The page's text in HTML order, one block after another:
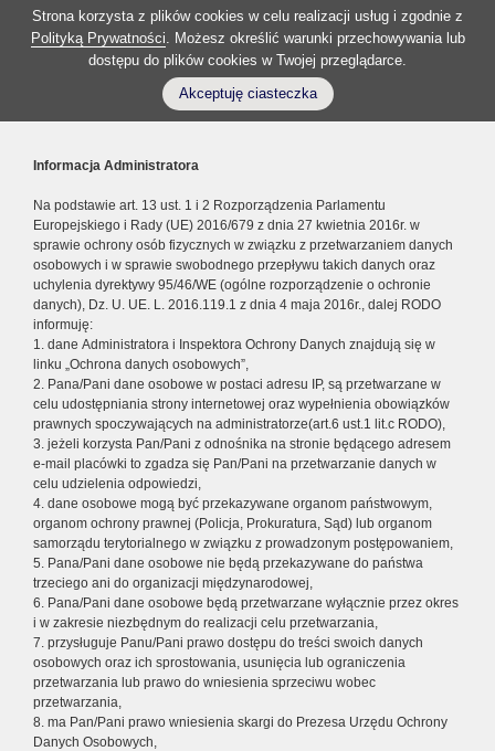
Strona korzysta z plików cookies w celu realizacji usług i zgodnie z
Polityką Prywatności. Możesz określić warunki przechowywania lub
dostępu do plików cookies w Twojej przeglądarce.
Akceptuję ciasteczka
Informacja Administratora
Na podstawie art. 13 ust. 1 i 2 Rozporządzenia Parlamentu
Europejskiego i Rady (UE) 2016/679 z dnia 27 kwietnia 2016r. w
sprawie ochrony osób fizycznych w związku z przetwarzaniem danych
osobowych i w sprawie swobodnego przepływu takich danych oraz
uchylenia dyrektywy 95/46/WE (ogólne rozporządzenie o ochronie
danych), Dz. U. UE. L. 2016.119.1 z dnia 4 maja 2016r., dalej RODO
informuję:
1. dane Administratora i Inspektora Ochrony Danych znajdują się w
linku „Ochrona danych osobowych”,
2. Pana/Pani dane osobowe w postaci adresu IP, są przetwarzane w
celu udostępniania strony internetowej oraz wypełnienia obowiązków
prawnych spoczywających na administratorze(art.6 ust.1 lit.c RODO),
3. jeżeli korzysta Pan/Pani z odnośnika na stronie będącego adresem
e-mail placówki to zgadza się Pan/Pani na przetwarzanie danych w
celu udzielenia odpowiedzi,
4. dane osobowe mogą być przekazywane organom państwowym,
organom ochrony prawnej (Policja, Prokuratura, Sąd) lub organom
samorządu terytorialnego w związku z prowadzonym postępowaniem,
5. Pana/Pani dane osobowe nie będą przekazywane do państwa
trzeciego ani do organizacji międzynarodowej,
6. Pana/Pani dane osobowe będą przetwarzane wyłącznie przez okres
i w zakresie niezbędnym do realizacji celu przetwarzania,
7. przysługuje Panu/Pani prawo dostępu do treści swoich danych
osobowych oraz ich sprostowania, usunięcia lub ograniczenia
przetwarzania lub prawo do wniesienia sprzeciwu wobec
przetwarzania,
8. ma Pan/Pani prawo wniesienia skargi do Prezesa Urzędu Ochrony
Danych Osobowych,